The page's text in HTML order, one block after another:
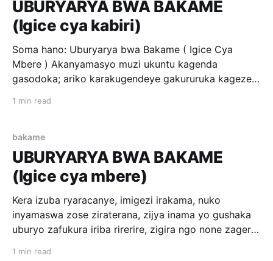
UBURYARYA BWA BAKAME
(Igice cya kabiri)
Soma hano: Uburyarya bwa Bakame ( Igice Cya
Mbere ) Akanyamasyo muzi ukuntu kagenda
gasodoka; ariko karakugendeye gakururuka kageze
kurinda amazi. Ibonye ntayo iriba irarishoka ngo
ivome nk&
1 min read
bakame
UBURYARYA BWA BAKAME
(Igice cya mbere)
Kera izuba ryaracanye, imigezi irakama, nuko
inyamaswa zose ziraterana, zijya inama yo gushaka
uburyo zafukura iriba rirerire, zigira ngo none zagera
1 min read